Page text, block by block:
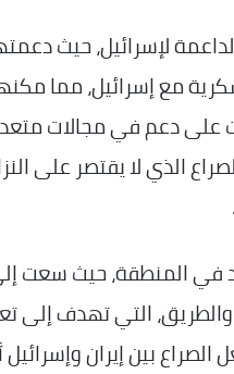
الداعمة لإسرائيل، حيث
مع إسرائيل، مما
على دعم في مجالات
الذي لا يقتصر على
في المنطقة، حيث سعت
التي تهدف إلى
بين إيران وإسرائيل